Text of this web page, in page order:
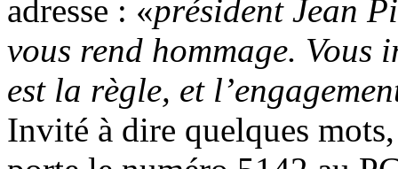
adresse : «président Jean
vous rend hommage.
est la règle, et
Invité à dire quelques